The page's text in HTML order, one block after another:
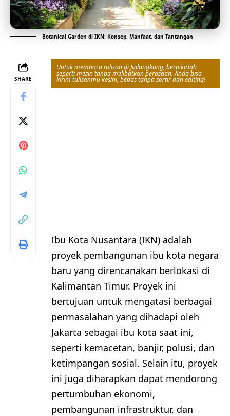
Botanical Garden di IKN: Konsep, Manfaat, dan Tantangan
SHARE
Untuk membaca tulisan di Jailangkung, berpikirlah
seperti mesin tanpa melibatkan perasaan. Anda bisa
kirim tulisanmu kesini, bebas tanpa sortir dan editing!
Ibu Kota Nusantara (IKN) adalah
proyek pembangunan ibu kota negara
baru yang direncanakan berlokasi di
Kalimantan Timur. Proyek ini
bertujuan untuk mengatasi berbagai
permasalahan yang dihadapi oleh
Jakarta sebagai ibu kota saat ini,
seperti kemacetan, banjir, polusi, dan
ketimpangan sosial. Selain itu, proyek
ini juga diharapkan dapat mendorong
pertumbuhan ekonomi,
pembangunan infrastruktur, dan